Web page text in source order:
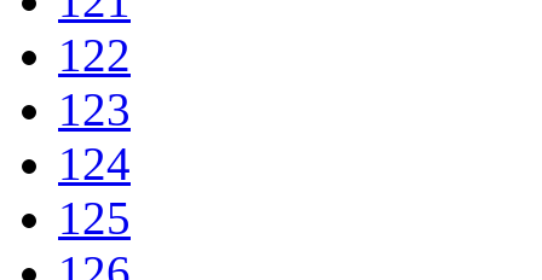
122
123
124
125